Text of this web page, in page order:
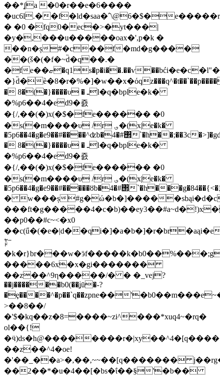
��*ʆa �0�r��e�6����
�uc6l.��f�ld�saa�ˆ\@6�$�e�����r
� �0 �fq0�ec�>�yt���|
�y�,���u�����oax�',p�k �
��n�ș#�c��f�md�g����
��(š�(�f�~d̏�q��.�
�fe��ޏ�q1s�p�i��.��ѵ��bći�e�c�l"��,�ș#.�q����lt�g����a�#̢`���
�}d̏�
� 8�(�}����υ � ـl�q�bple�k�
�%p6��4�ed9�죬
�{/,��(�)x(�$�fe������ �0
�s(�m����υ /r ؈�(x|e�k�
�5p6��4�g�e9��#����^ʣb�4�#΢`�h��;��3c
� 8�(�}����υ � ـl�q�bple�k�
�%p6��4�ed9�죬
�{/,��(�)x(�$�fe������ �0
�s(�m����υ /r ؈�(x|e�k�
�5p6��4�g�e9��#�����ȣb�4�#΢`�h���g�84��{<�ݙŕ
� w���ș#g�ώ�b�]����
��p0��#c~<�x0
㍎
�����6x�x�gi�������
��z��^9η�����/� � �_vej?
��j������b0(��ʝū�-?
�ȩ����^�p��`q��zрne��
>��8��/
�'$�kq��z�8=����~zi^���*xuq4~�rq�
ol��{!
�ӵ)ds�h@����
��z��^4�oe!
�'��_��a>�,��,~~��[q�������
��2��*�u�4��[�bs�ΐ��§'�b��